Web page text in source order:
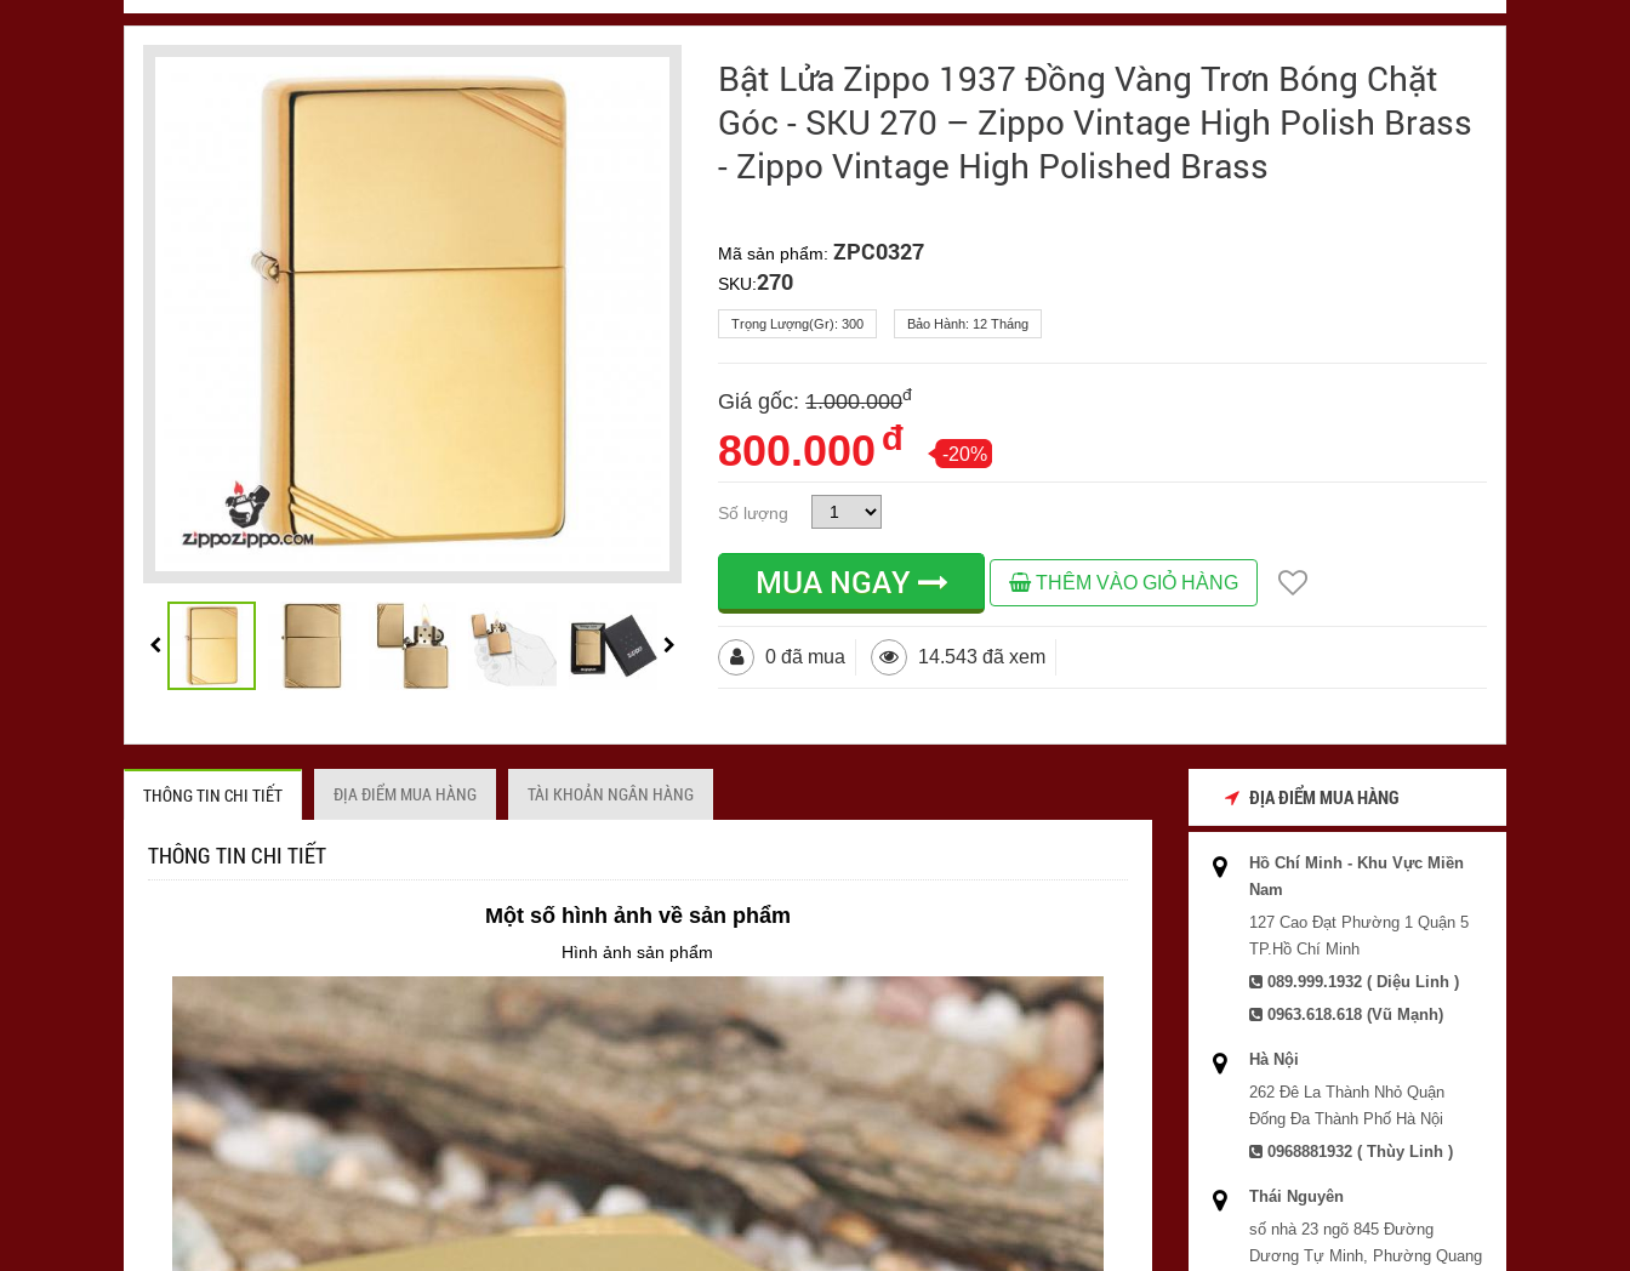
Bật Lửa Zippo 1937 Đồng Vàng Trơn Bóng Chặt
Góc - SKU 270 – Zippo Vintage High Polish Brass
- Zippo Vintage High Polished Brass
Mã sản phẩm:ZPC0327
SKU:270
Trọng Lượng(gr):300 Bảo Hành: 12 Tháng
Giá gốc: 1.000.000đ
800.000 đ -20%
Số lượng
MUA NGAY THÊM VÀO GIỎ HÀNG
0 đã mua 14.543 đã xem
THÔNG TIN CHI TIẾT ĐỊA ĐIỂM MUA HÀNG TÀI KHOẢN NGÂN HÀNG
THÔNG TIN CHI TIẾT
Một số hình ảnh về sản phẩm
Hình ảnh sản phẩm
ĐỊA ĐIỂM MUA HÀNG
Hồ Chí Minh - Khu Vực Miền
Nam
127 Cao Đạt Phường 1 Quận 5
TP.Hồ Chí Minh
089.999.1932 ( Diệu Linh )
0963.618.618 (Vũ Mạnh)
Hà Nội
262 Đê La Thành Nhỏ Quận
Đống Đa Thành Phố Hà Nội
0968881932 ( Thùy Linh )
Thái Nguyên
số nhà 23 ngõ 845 Đường
Dương Tự Minh, Phường Quang